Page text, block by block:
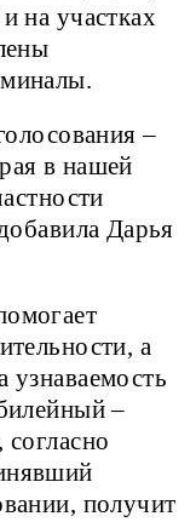
на участках
–
в нашей
Дарья
а
узнаваемость
–
получит